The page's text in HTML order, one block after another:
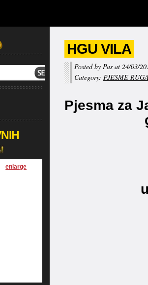
HGU VILA
Posted by Pas at 24/03/
Category: PJESME
Pjesma za
[enlarge